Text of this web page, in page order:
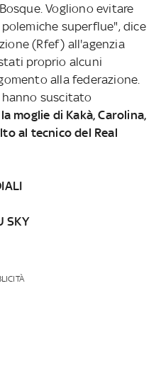
Vogliono evitare
superflue", dice
(Rfef) all'agenzia
proprio alcuni
alla federazione.
hanno suscitato
moglie di Kakà, Carolina,
al tecnico del Real
SKY